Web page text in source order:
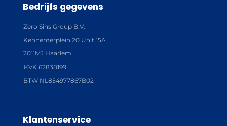
Bedrijfs gegevens
Zero Sins Group B.V.
Kennemerplein 20 Unit 15A
2011MJ Haarlem
KVK 62838199
BTW NL854977867B02
Klantenservice